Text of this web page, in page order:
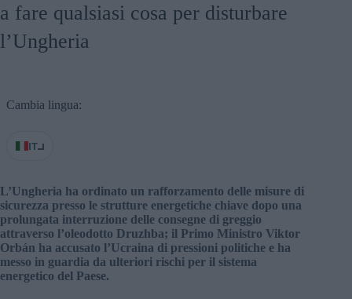
a fare qualsiasi cosa per disturbare
l’Ungheria
Cambia lingua:
IT
L’Ungheria ha ordinato un rafforzamento delle misure di
sicurezza presso le strutture energetiche chiave dopo una
prolungata interruzione delle consegne di greggio
attraverso l’oleodotto Druzhba; il Primo Ministro Viktor
Orbán ha accusato l’Ucraina di pressioni politiche e ha
messo in guardia da ulteriori rischi per il sistema
energetico del Paese.